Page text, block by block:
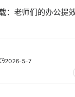
：老师们的办公提
2026-5-7